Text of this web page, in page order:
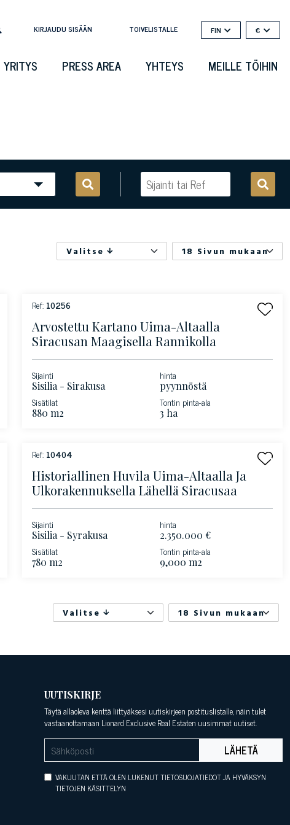
KIRJAUDU SISÄÄN TOIVELISTALLE FIN €
YRITYS PRESS AREA YHTEYS MEILLE TÖIHIN
Valitse 18 Sivun mukaan
Ref: 10256
Arvostettu Kartano Uima-Altaalla
Siracusan Maagisella Rannikolla
Sijainti
Sisilia - Sirakusa
hinta
pyynnöstä
Sisätilat
880 m2
Tontin pinta-ala
3 ha
Ref: 10404
Historiallinen Huvila Uima-Altaalla Ja
Ulkorakennuksella Lähellä Siracusaa
Sijainti
Sisilia - Syrakusa
hinta
2.350.000 €
Sisätilat
780 m2
Tontin pinta-ala
9,000 m2
Valitse 18 Sivun mukaan
UUTISKIRJE
Täytä allaoleva kenttä liittyäksesi uutiskirjeen postituslistalle, näin tulet
vastaanottamaan Lionard Exclusive Real Estaten uusimmat uutiset.
LÄHETÄ
VAKUUTAN ETTÄ OLEN LUKENUT TIETOSUOJATIEDOT JA HYVÄKSYN
TIETOJEN KÄSITTELYN